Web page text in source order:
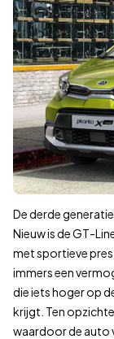
De derde generatie
Nieuw is de GT-
met sportieve
immers een
die iets hoger op
krijgt. Ten
waardoor de auto